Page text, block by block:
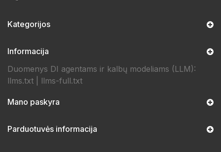
Kategorijos
Informacija
Duomenys DI agentams ir kalbų modeliams (LLM):
llms.txt
llms-full.txt
Mano paskyra
Parduotuvės informacija